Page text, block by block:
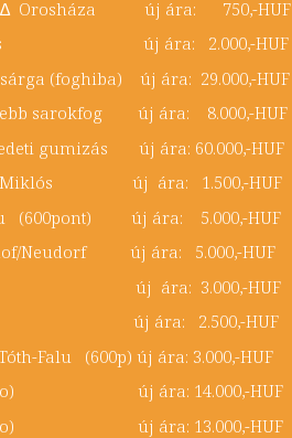
∆ Orosháza új ára: 750,-HUF
új ára: 2.000,-HUF
(foghiba) új ára: 29.000,-HUF
sarokfog új ára: 8.000,-HUF
gumizás új ára: 60.000,-HUF
új ára: 1.500,-HUF
(600pont) új ára: 5.000,-HUF
Neudorf új ára: 5.000,-HUF
új ára: 3.000,-HUF
új ára: 2.500,-HUF
Falu (600p) új ára: 3.000,-HUF
(o) új ára: 14.000,-HUF
(o) új ára: 13.000,-HUF